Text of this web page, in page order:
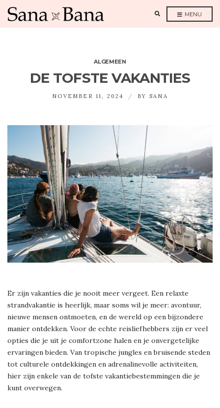
C
R
MENU
ALGEMEEN
DE TOFSTE VAKANTIES
NOVEMBER 11, 2024 BY SANA
Er zijn vakanties die je nooit meer vergeet. Een relaxte
strandvakantie is heerlijk, maar soms wil je meer: avontuur,
nieuwe mensen ontmoeten, en de wereld op een bijzondere
manier ontdekken. Voor de echte reisliefhebbers zijn er veel
opties die je uit je comfortzone halen en je onvergetelijke
ervaringen bieden. Van tropische jungles en bruisende steden
tot culturele ontdekkingen en adrenalinevolle activiteiten,
hier zijn enkele van de tofste vakantiebestemmingen die je
kunt overwegen.